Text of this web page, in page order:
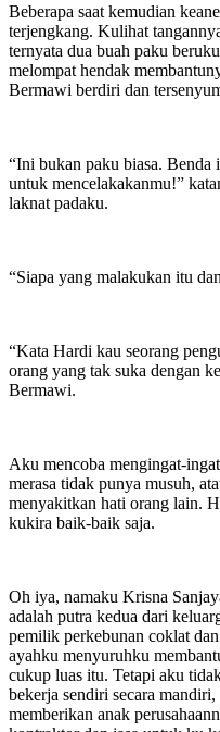
Beberapa saat kemudian
terjengkang. Kulihat
ternyata dua buah paku
melompat hendak
Bermawi berdiri dan
“Ini bukan paku biasa. Benda
untuk mencelakakanmu!”
laknat padaku.
“Siapa yang malakukan itu
“Kata Hardi kau seorang
orang yang tak suka dengan
Bermawi.
Aku mencoba mengingat-
merasa tidak punya musuh,
menyakitkan hati orang lain.
kukira baik-baik saja.
Oh iya, namaku Krisna
adalah putra kedua dari
pemilik perkebunan coklat
ayahku menyuruhku
cukup luas itu. Tetapi aku
bekerja sendiri secara
memberikan anak